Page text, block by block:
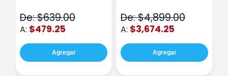
De: $639.00
A: $479.25
Agregar
De: $4,899.00
A: $3,674.25
Agregar